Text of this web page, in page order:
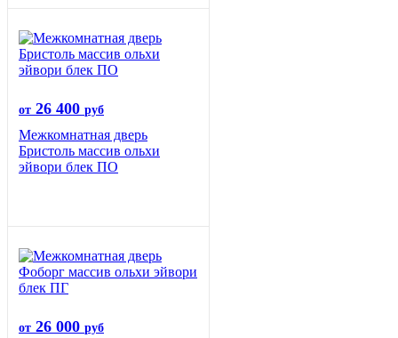
от 26 400 руб
Межкомнатная дверь
Бристоль массив ольхи
эйвори блек ПО
от 26 000 руб